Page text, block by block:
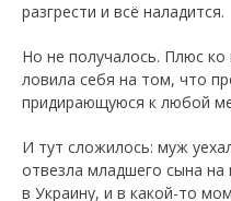
разгрести и всё наладится.
Но не получалось. Плюс ко
ловила себя на том, что
придирающуюся к любой
И тут сложилось: муж
отвезла младшего сына на
в Украину, и в какой-то